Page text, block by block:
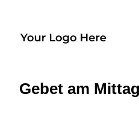
Gebet am Mittag